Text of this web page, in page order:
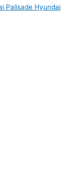
Palisade Hyundai